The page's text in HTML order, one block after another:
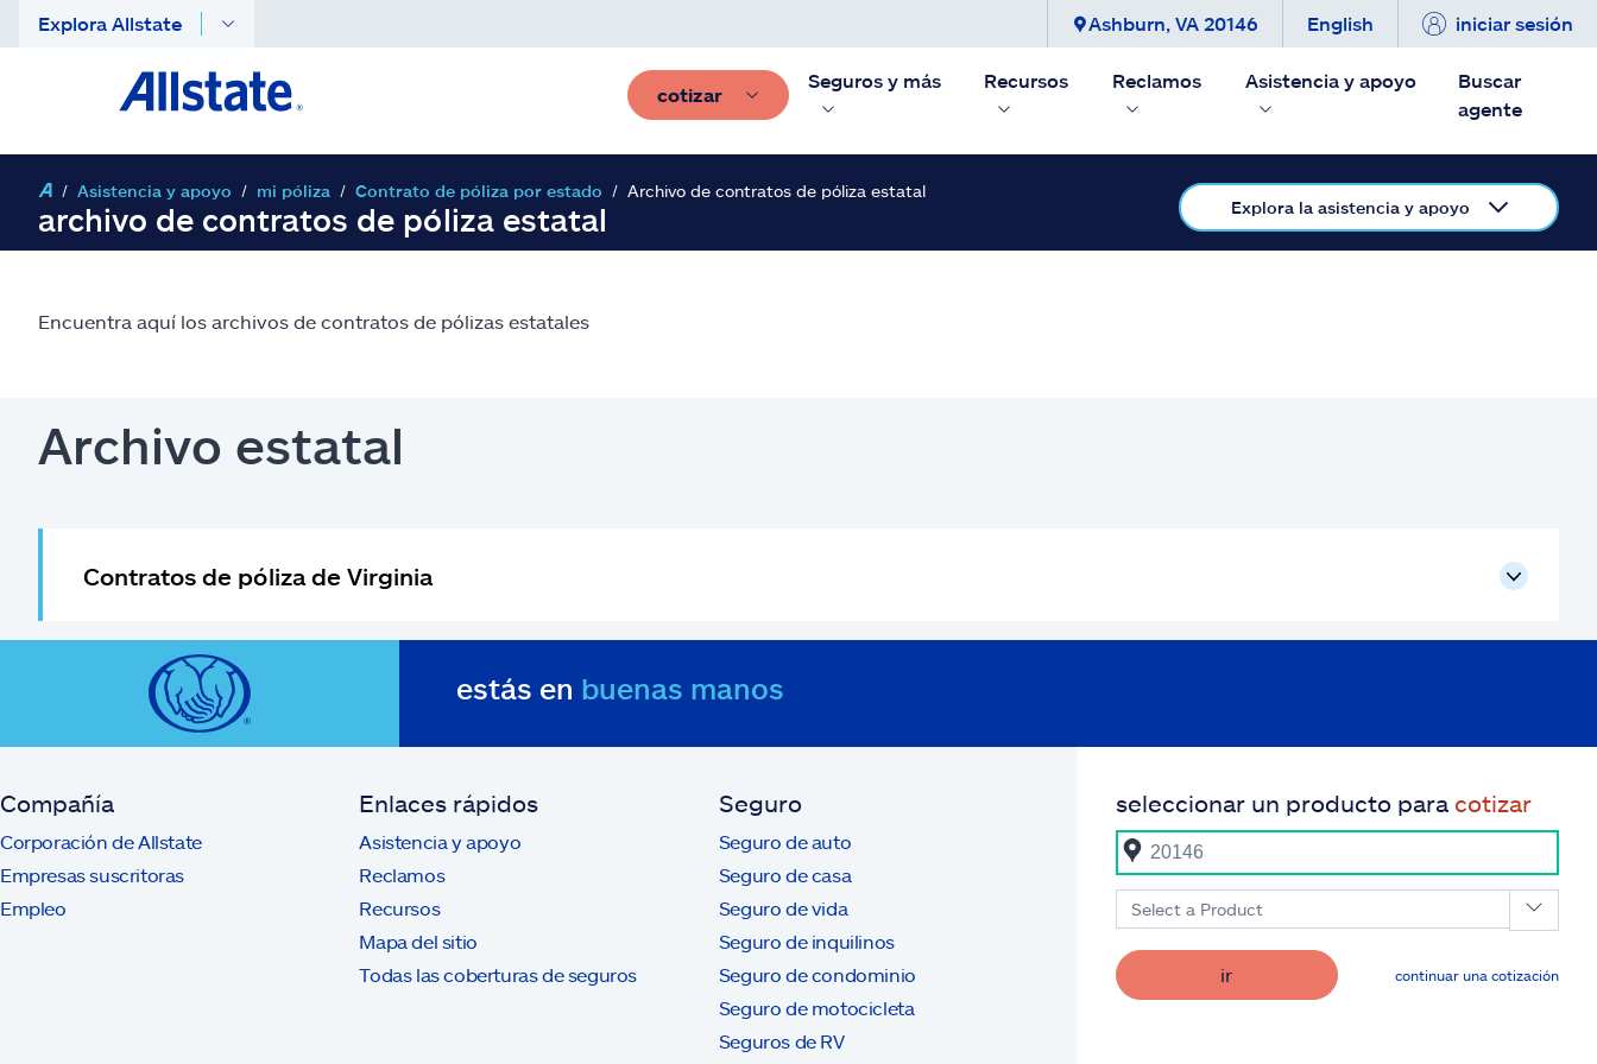
Explora Allstate Ashburn, VA 20146 English iniciar sesión
cotizar
Seguros y más Recursos Reclamos Asistencia y apoyo
Buscar
agente
Asistencia y apoyo mi póliza Contrato de póliza por estado Archivo de contratos de póliza estatal
archivo de contratos de póliza estatal Explora la asistencia y apoyo
Encuentra aquí los archivos de contratos de pólizas estatales
Archivo estatal
Contratos de póliza de Virginia
estás en buenas manos
Compañía
Corporación de Allstate
Empresas suscritoras
Empleo
Enlaces rápidos
Asistencia y apoyo
Reclamos
Recursos
Mapa del sitio
Todas las coberturas de seguros
Seguro
Seguro de auto
Seguro de casa
Seguro de vida
Seguro de inquilinos
Seguro de condominio
Seguro de motocicleta
Seguros de RV
seleccionar un producto para cotizar
Select a Product
ir continuar una cotización